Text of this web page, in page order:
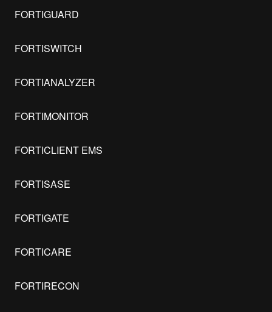
FORTIGUARD
FORTISWITCH
FORTIANALYZER
FORTIMONITOR
FORTICLIENT EMS
FORTISASE
FORTIGATE
FORTICARE
FORTIRECON